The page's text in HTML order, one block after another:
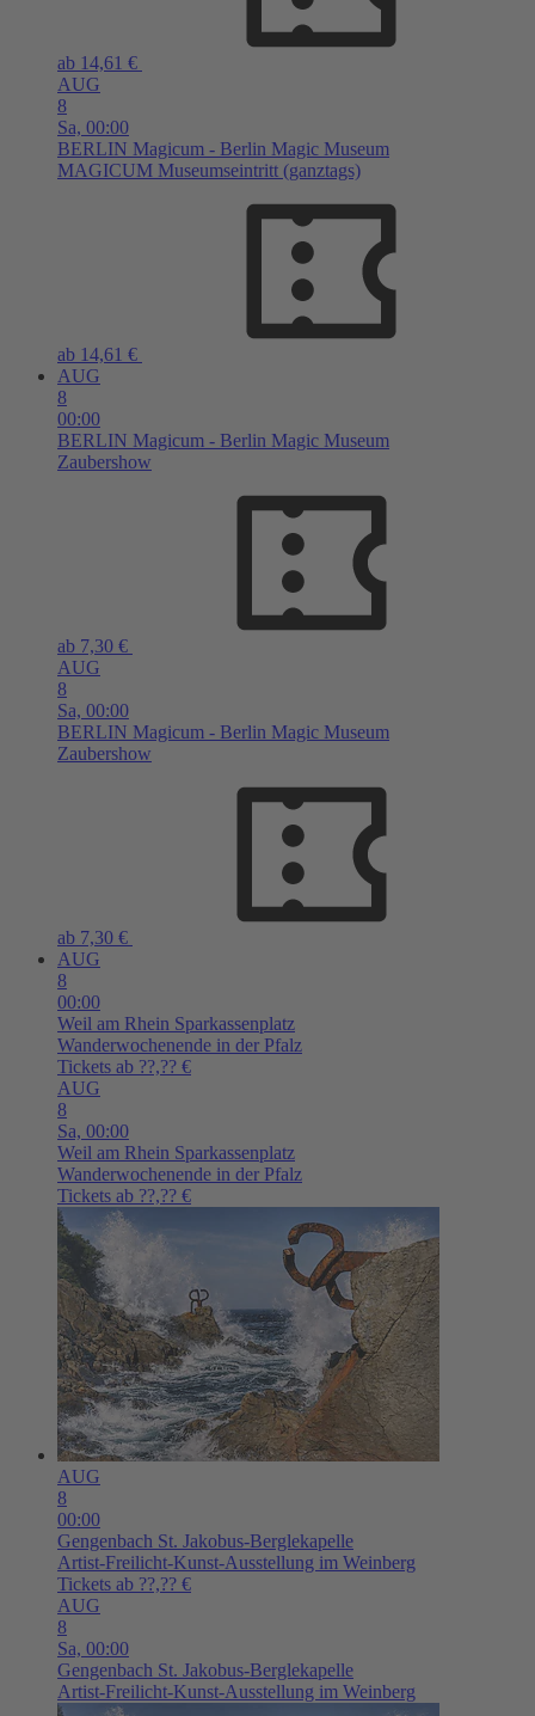
ab 14,61 €
AUG
8
Sa, 00:00
BERLIN Magicum - Berlin Magic Museum
MAGICUM Museumseintritt (ganztags)
ab 14,61 €
AUG
8
00:00
BERLIN Magicum - Berlin Magic Museum
Zaubershow
ab 7,30 €
AUG
8
Sa, 00:00
BERLIN Magicum - Berlin Magic Museum
Zaubershow
ab 7,30 €
AUG
8
00:00
Weil am Rhein Sparkassenplatz
Wanderwochenende in der Pfalz
Tickets ab ??,?? €
AUG
8
Sa, 00:00
Weil am Rhein Sparkassenplatz
Wanderwochenende in der Pfalz
Tickets ab ??,?? €
AUG
8
00:00
Gengenbach St. Jakobus-Berglekapelle
Artist-Freilicht-Kunst-Ausstellung im Weinberg
Tickets ab ??,?? €
AUG
8
Sa, 00:00
Gengenbach St. Jakobus-Berglekapelle
Artist-Freilicht-Kunst-Ausstellung im Weinberg